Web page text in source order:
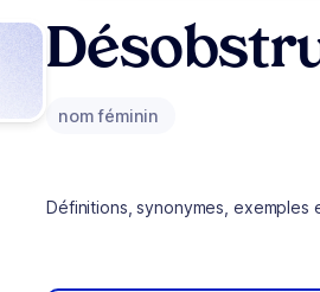
nom féminin
Définitions, synonymes, exemples